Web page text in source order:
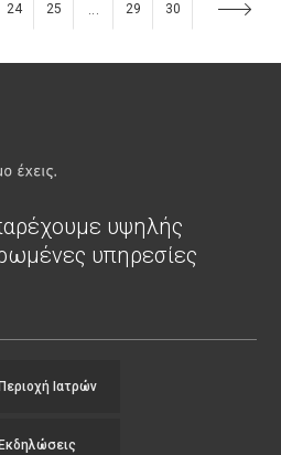
24 25 ... 29 30
υψηλής
υπηρεσίες
Περιοχή Ιατρών
Εκδηλώσεις